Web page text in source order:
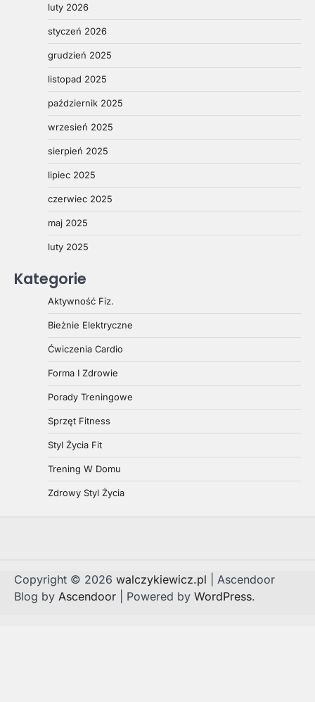
luty 2026
styczeń 2026
grudzień 2025
listopad 2025
październik 2025
wrzesień 2025
sierpień 2025
lipiec 2025
czerwiec 2025
maj 2025
luty 2025
Kategorie
Aktywność Fiz.
Bieżnie Elektryczne
Ćwiczenia Cardio
Forma I Zdrowie
Porady Treningowe
Sprzęt Fitness
Styl Życia Fit
Trening W Domu
Zdrowy Styl Życia
Copyright © 2026 walczykiewicz.pl | Ascendoor
Blog by Ascendoor | Powered by WordPress.